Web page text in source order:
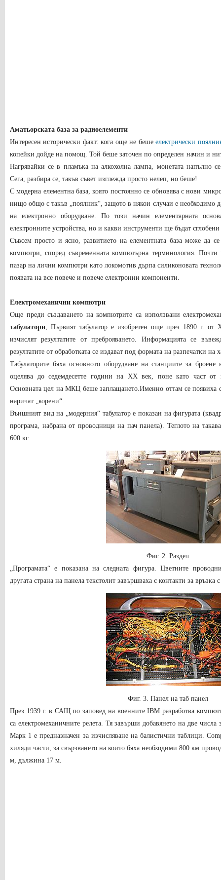
Аматьорската база за радиоелементи
Интересен исторически факт: кога още не бешеелектрически
копейки дойде на помощ. Той беше заточен по определен начин и
Нагрявайки се в пламъка на алкохолна лампа, монетата напълно
Сега, разбира се, такъв съвет изглежда просто нелеп, но беше!
С модерна елементна база, която постоянно се обновява с нови
нищо общо с такъв „поялник“, защото в някои случаи е необходимо
на електронно оборудване. По този начин елементарната
електронните устройства, но и какви инструменти ще бъдат
Съвсем просто и ясно, развитието на елементната база може да
компютри, според съвременната компютърна терминология. Почти
пазар на лични компютри като локомотив дърпа силиконовата
появата на все повече и повече електронни компоненти.
Електромеханични компютри
Още преди създаването на компютрите са използвани
табулатори, Първият табулатор е изобретен още през 1890 г.
изчислят резултатите от преброяването. Информацията се
резултатите от обработката се издават под формата на разпечатки на
Табулаторите бяха основното оборудване на станциите за
оцелява до седемдесетте години на ХХ век, поне като част от
Основната цел на МКЦ беше заплащането.Именно оттам се появиха
наричат ​​„корени“.
Външният вид на „модерния“ табулатор е показан на фигурата
програма, набрана от проводници на пач панела). Теглото на
600 кг.
Фиг. 2. Раздел
„Програмата“ е показана на следната фигура. Цветните
другата страна на панела текстолит завършваха с контакти за връзка с
Фиг. 3. Панел на таб панел
През 1939 г. в САЩ по заповед на военните IBM разработва
са електромеханичните релета. Тя завърши добавянето на две
Марк 1 е предназначен за изчисляване на балистични таблици.
хиляди части, за свързването на които бяха необходими 800 км
м, дължина 17 м.